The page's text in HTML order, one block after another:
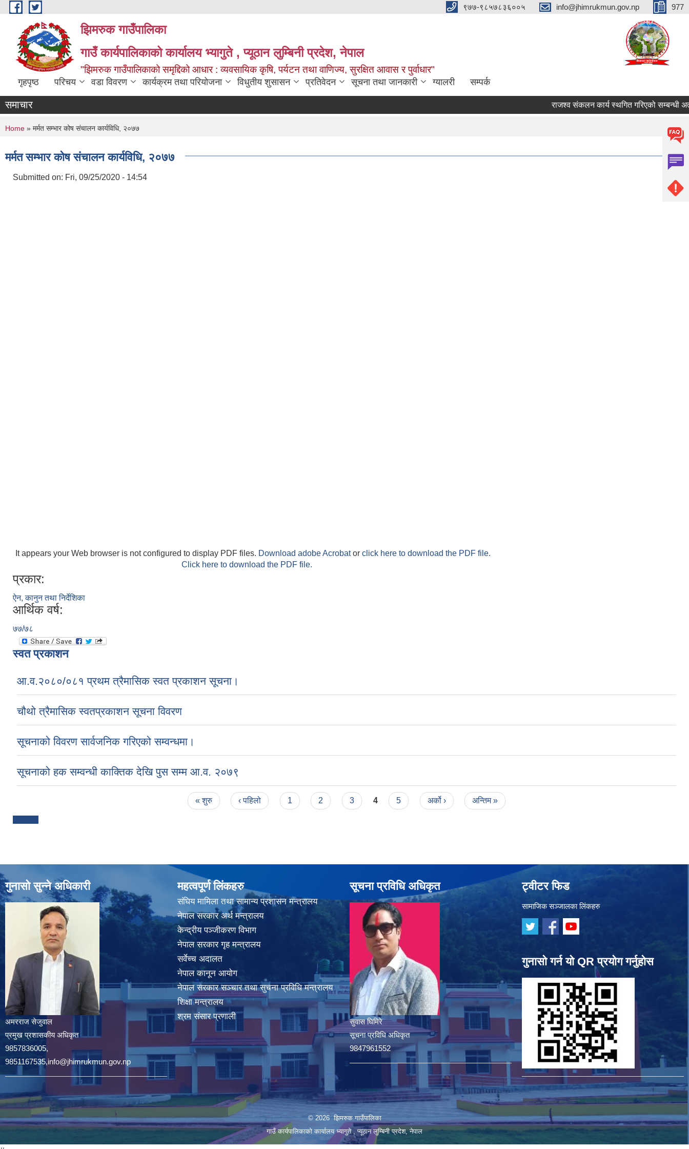
Skip to main content ९७७-९८५७८३६००५ info@jhimrukmun.gov.np 977
झिमरुक गाउँपालिका
गाउँ कार्यपालिकाको कार्यालय भ्यागुते , प्यूठान लुम्बिनी प्रदेश, नेपाल
"झिमरुक गाउँपालिकाको समृद्दिको आधार : व्यवसायिक कृषि, पर्यटन तथा वाणिज्य, सुरक्षित आवास र पुर्वाधार"
गृहपृष्ठ परिचय वडा विवरण कार्यक्रम तथा परियोजना विधुतीय शुसासन प्रतिवेदन सूचना तथा जानकारी ग्यालरी सम्पर्क
समाचार राजश्व संकलन कार्य स्थगित गरिएको सम्बन्धी
You are here
Home » मर्मत सम्भार कोष संचालन कार्यविधि, २०७७
मर्मत सम्भार कोष संचालन कार्यविधि, २०७७
Submitted on: Fri, 09/25/2020 - 14:54
It appears your Web browser is not configured to display PDF files. Download adobe Acrobator click here to download the PDF file.
Click here to download the PDF file.
प्रकार:
ऐन, कानुन तथा निर्देशिका
आर्थिक वर्ष:
७७/७८
स्वत प्रकाशन
आ.व.२०८०/०८१ प्रथम त्रैमासिक स्वत प्रकाशन सूचना।
चौथो त्रैमासिक स्वतप्रकाशन सूचना विवरण
सूचनाको विवरण सार्वजनिक गरिएको सम्वन्धमा।
सूचनाको हक सम्वन्धी काक्तिक देखि पुस सम्म आ.व. २०७९
« शुरु ‹ पहिलो 1 2 3 4 5 अर्को › अन्तिम »
गुनासो सुन्ने अधिकारी
अमरराज सेजुवाल
प्रमुख प्रशासकीय अधिकृत
9857836005,
9851167535,info@jhimrukmun.gov.np
महत्वपूर्ण लिंकहरु
संघिय मामिला तथा सामान्य प्रशासन मन्त्रालय
नेपाल सरकार अर्थ मन्त्रालय
केन्द्रीय पञ्जीकरण विभाग
नेपाल सरकार गृह मन्त्रालय
सर्वेच्च अदालत
नेपाल कानून आयोग
नेपाल सरकार सञ्चार तथा सुचना प्रविधि मन्त्रालय
शिक्षा मन्त्रालय
श्रम संसार प्रणाली
सूचना प्रविधि अधिकृत
सुवास घिमिरे
सूचना प्रविधि अधिकृत
9847961552
ट्वीटर फिड
सामाजिक सञ्जालका लिंकहरु
गुनासो गर्न यो QR प्रयोग गर्नुहोस
© 2026 झिमरुक गाउँपालिका
गाउँ कार्यपालिकाको कार्यालय भ्यागुते , प्यूठान लुम्बिनी प्रदेश, नेपाल